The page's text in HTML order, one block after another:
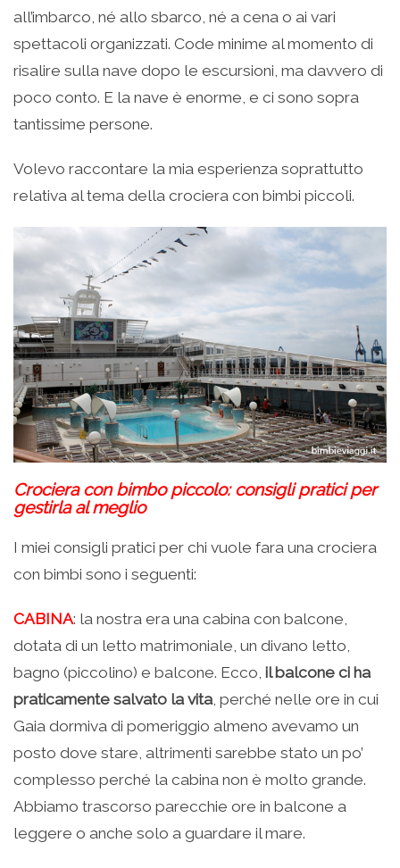
all’imbarco, né allo sbarco, né a cena o ai vari
spettacoli organizzati. Code minime al momento di
risalire sulla nave dopo le escursioni, ma davvero di
poco conto. E la nave è enorme, e ci sono sopra
tantissime persone.
Volevo raccontare la mia esperienza soprattutto
relativa al tema della crociera con bimbi piccoli.
Crociera con bimbo piccolo: consigli pratici per
gestirla al meglio
I miei consigli pratici per chi vuole fara una crociera
con bimbi sono i seguenti:
CABINA: la nostra era una cabina con balcone,
dotata di un letto matrimoniale, un divano letto,
bagno (piccolino) e balcone. Ecco, il balcone ci ha
praticamente salvato la vita, perché nelle ore in cui
Gaia dormiva di pomeriggio almeno avevamo un
posto dove stare, altrimenti sarebbe stato un po’
complesso perché la cabina non è molto grande.
Abbiamo trascorso parecchie ore in balcone a
leggere o anche solo a guardare il mare.